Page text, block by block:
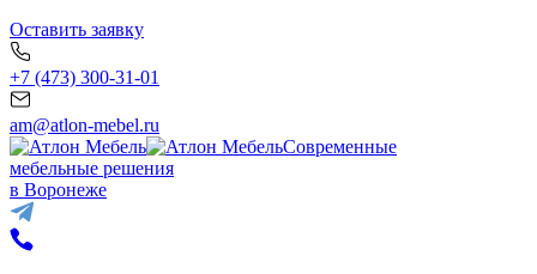
Оставить заявку
+7 (473) 300-31-01
am@atlon-mebel.ru
Современные
мебельные решения
в Воронеже